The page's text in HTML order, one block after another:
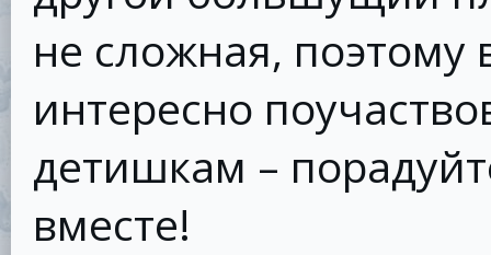
не сложная, поэтому
интересно
детишкам –
вместе!